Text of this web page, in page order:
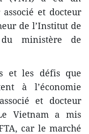
et docteur
de l’Institut de
ministère de
et les défis que
à l’économie
et docteur
Vietnam a mis
car le marché